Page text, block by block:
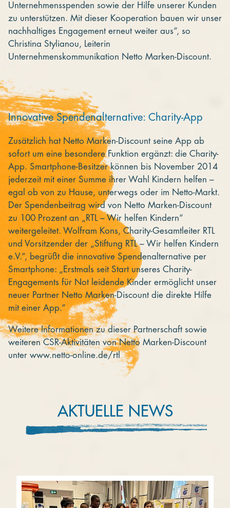
Unternehmensspenden sowie der Hilfe unserer Kunden
zu unterstützen. Mit dieser Kooperation bauen wir unser
nachhaltiges Engagement erneut weiter aus“, so
Christina Stylianou, Leiterin
Unternehmenskommunikation Netto Marken-Discount.
Innovative Spendenalternative: Charity-App
Zusätzlich hat Netto Marken-Discount seine App ab
sofort um eine besondere Funktion ergänzt: die Charity-
App. Smartphone-Besitzer können bis November 2014
jederzeit mit einer Summe ihrer Wahl Kindern helfen –
egal ob von zu Hause, unterwegs oder im Netto-Markt.
Der Spendenbeitrag wird von Netto Marken-Discount
zu 100 Prozent an „RTL – Wir helfen Kindern“
weitergeleitet. Wolfram Kons, Charity-Gesamtleiter RTL
und Vorsitzender der „Stiftung RTL – Wir helfen Kindern
e.V.“, begrüßt die innovative Spendenalternative per
Smartphone: „Erstmals seit Start unseres Charity-
Engagements für Not leidende Kinder ermöglicht unser
neuer Partner Netto Marken-Discount die direkte Hilfe
mit einer App.“
Weitere Informationen zu dieser Partnerschaft sowie
weiteren CSR-Aktivitäten von Netto Marken-Discount
unter www.netto-online.de/rtl
AKTUELLE NEWS